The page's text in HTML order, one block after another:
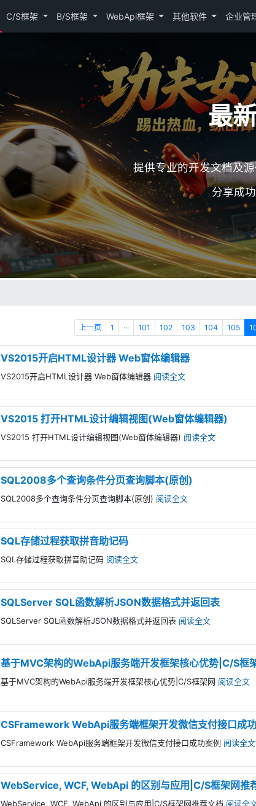
C/S框架 B/S框架 WebApi框架 其他软件 企业管
最
提供专业的开发文档及
分享成
上一页 1 ··· 101 102 103 104 105
VS2015开启HTML设计器 Web窗体编辑器
VS2015开启HTML设计器 Web窗体编辑器 阅读全文
VS2015 打开HTML设计编辑视图(Web窗体编辑器)
VS2015 打开HTML设计编辑视图(Web窗体编辑器) 阅读全文
SQL2008多个查询条件分页查询脚本(原创)
SQL2008多个查询条件分页查询脚本(原创) 阅读全文
SQL存储过程获取拼音助记码
SQL存储过程获取拼音助记码 阅读全文
SQLServer SQL函数解析JSON数据格式并返回表
SQLServer SQL函数解析JSON数据格式并返回表 阅读全文
基于MVC架构的WebApi服务端开发框架核心优势|C/S框
基于MVC架构的WebApi服务端开发框架核心优势|C/S框架网 阅读全文
CSFramework WebApi服务端框架开发微信支付接口成
CSFramework WebApi服务端框架开发微信支付接口成功案例 阅读全文
WebService, WCF, WebApi 的区别与应用|C/S框架网推
WebService, WCF, WebApi 的区别与应用|C/S框架网推荐文档 阅读全